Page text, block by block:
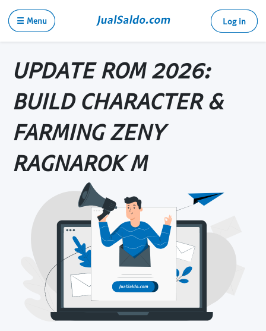
☰ Menu Log in
UPDATE ROM 2026:
BUILD CHARACTER &
FARMING ZENY
RAGNAROK M